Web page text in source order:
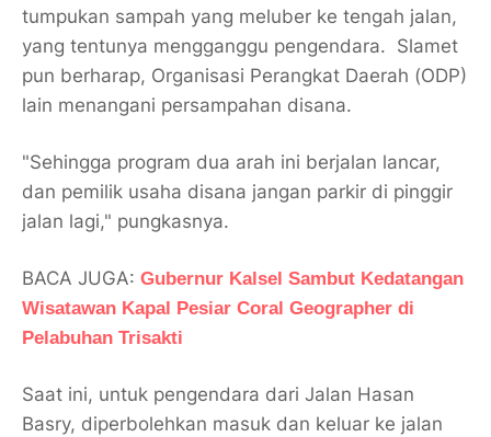
tumpukan sampah yang meluber ke tengah jalan,
yang tentunya mengganggu pengendara. Slamet
pun berharap, Organisasi Perangkat Daerah (ODP)
lain menangani persampahan disana.
"Sehingga program dua arah ini berjalan lancar,
dan pemilik usaha disana jangan parkir di pinggir
jalan lagi," pungkasnya.
BACA JUGA: Gubernur Kalsel Sambut Kedatangan
Wisatawan Kapal Pesiar Coral Geographer di
Pelabuhan Trisakti
Saat ini, untuk pengendara dari Jalan Hasan
Basry, diperbolehkan masuk dan keluar ke jalan